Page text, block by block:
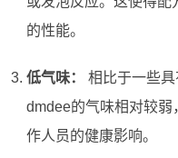
的性能。
低气味：
相比于一些具
dmdee的气味相对较
作人员的健康影响。